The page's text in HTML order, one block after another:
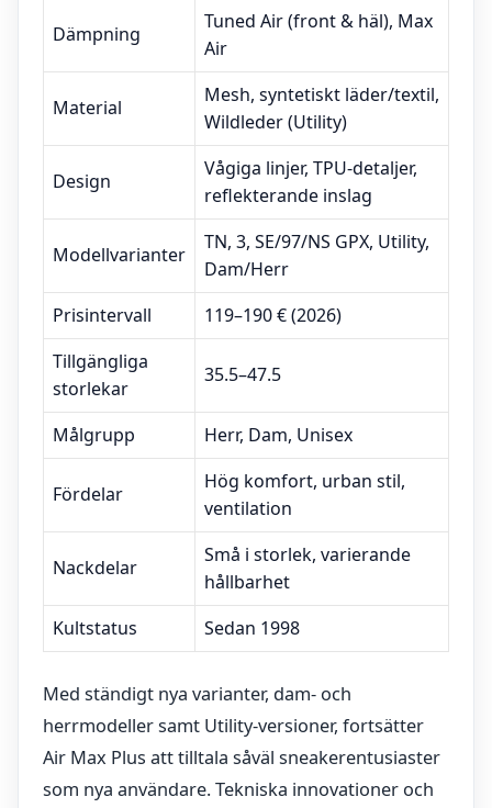
Dämpning
Tuned Air (front & häl), Max
Air
Material
Mesh, syntetiskt läder/textil,
Wildleder (Utility)
Design
Vågiga linjer, TPU-detaljer,
reflekterande inslag
Modellvarianter
TN, 3, SE/97/NS GPX, Utility,
Dam/Herr
Prisintervall
119–190 € (2026)
Tillgängliga
storlekar
35.5–47.5
Målgrupp Herr, Dam, Unisex
Fördelar
Hög komfort, urban stil,
ventilation
Nackdelar
Små i storlek, varierande
hållbarhet
Kultstatus
Sedan 1998
Med ständigt nya varianter, dam- och
herrmodeller samt Utility-versioner, fortsätter
Air Max Plus att tilltala såväl sneakerentusiaster
som nya användare. Tekniska innovationer och